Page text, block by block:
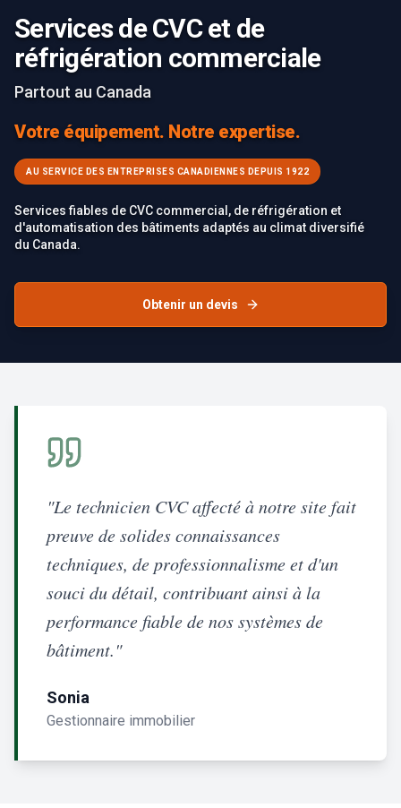
Services de CVC et de
réfrigération commerciale
Partout au Canada
Votre équipement. Notre expertise.
AU SERVICE DES ENTREPRISES CANADIENNES DEPUIS 1922
Services fiables de CVC commercial, de réfrigération et
d'automatisation des bâtiments adaptés au climat diversifié
du Canada.
Obtenir un devis
"Le technicien CVC affecté à notre site fait
preuve de solides connaissances
techniques, de professionnalisme et d'un
souci du détail, contribuant ainsi à la
performance fiable de nos systèmes de
bâtiment."
Sonia
Gestionnaire immobilier